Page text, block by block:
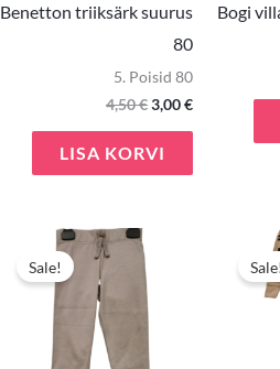
Benetton triiksärk suurus
80
5. Poisid 80
4,50€3,00€
LISA KORVI
Bogi
Sale! Sale!